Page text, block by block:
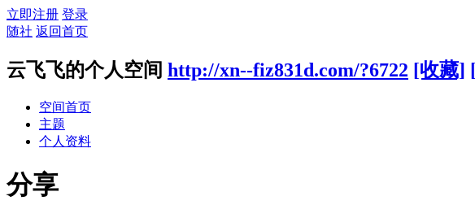
立即注册 登录
随社 返回首页
云飞飞的个人空间 http://xn--fiz831d.com/?6722 [收藏]
空间首页
主题
个人资料
分享